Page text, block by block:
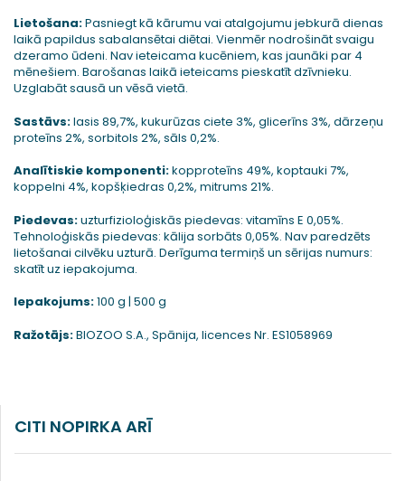
Lietošana:Pasniegt kā kārumu vai atalgojumu jebkurā dienas
laikā papildus sabalansētai diētai. Vienmēr nodrošināt svaigu
dzeramo ūdeni. Nav ieteicama kucēniem, kas jaunāki par 4
mēnešiem. Barošanas laikā ieteicams pieskatīt dzīvnieku.
Uzglabāt sausā un vēsā vietā.
Sastāvs:lasis 89,7%, kukurūzas ciete 3%, glicerīns 3%, dārzeņu
proteīns 2%, sorbitols 2%, sāls 0,2%.
Analītiskie komponenti:kopproteīns 49%, koptauki 7%,
koppelni 4%, kopšķiedras 0,2%, mitrums 21%.
Piedevas:uzturfizioloģiskās piedevas: vitamīns E 0,05%.
Tehnoloģiskās piedevas: kālija sorbāts 0,05%. Nav paredzēts
lietošanai cilvēku uzturā. Derīguma termiņš un sērijas numurs:
skatīt uz iepakojuma.
Iepakojums:100 g | 500 g
Ražotājs:BIOZOO S.A., Spānija, licences Nr. ES1058969
CITI NOPIRKA ARĪ